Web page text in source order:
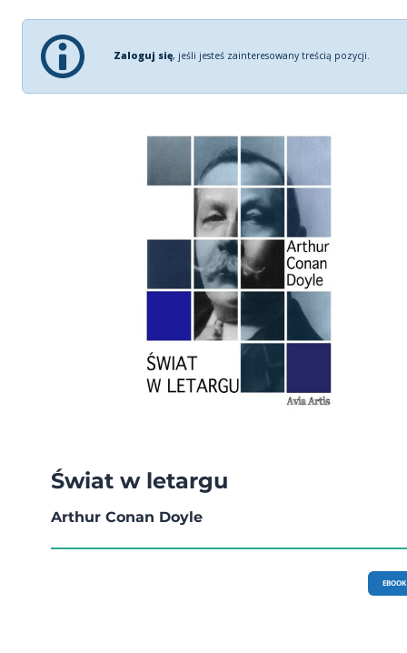
Zaloguj się, jeśli jesteś zainteresowany treścią pozycji.
Świat w letargu
Arthur Conan Doyle
EBOOK